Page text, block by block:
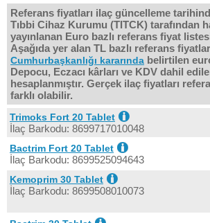
Referans fiyatları ilaç güncelleme
Tıbbi Cihaz Kurumu (TITCK) tarafından
yayınlanan Euro bazlı referans fiyat
Aşağıda yer alan TL bazlı referans
Cumhurbaşkanlığı kararında belirtilen
Depocu, Eczacı kârları ve KDV dahil
hesaplanmıştır. Gerçek ilaç fiyatları
farklı olabilir.
Trimoks Fort 20 Tablet
İlaç Barkodu: 8699717010048
Bactrim Fort 20 Tablet
İlaç Barkodu: 8699525094643
Kemoprim 30 Tablet
İlaç Barkodu: 8699508010073